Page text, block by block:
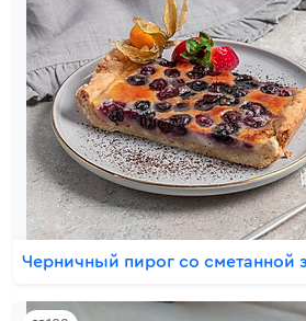
Черничный пирог со сметанной